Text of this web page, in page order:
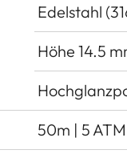
Edelstahl
Höhe 14.5
50m | 5